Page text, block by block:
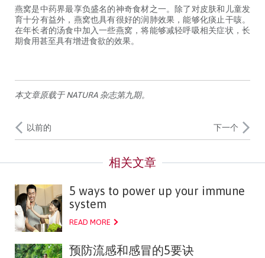
燕窝是中药界最享负盛名的神奇食材之一。除了对皮肤和儿童发
育十分有益外，燕窝也具有很好的润肺效果，能够化痰止干咳。
在年长者的汤食中加入一些燕窝，将能够减轻呼吸相关症状，长
期食用甚至具有增进食欲的效果。
本文章原载于 NATURA 杂志第九期。
以前的 下一个
5 ways to power up your immune
system
READ MORE
预防流感和感冒的5要诀